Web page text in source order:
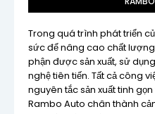
Trong quá trình phát triển
sức để nâng cao chất
phận được sản xuất, sử
nghệ tiên tiến. Tất cả công
nguyên tắc sản xuất tinh
Rambo Auto chân thành